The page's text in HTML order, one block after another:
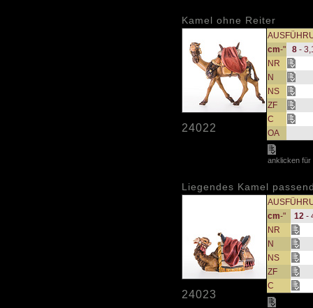
Kamel ohne Reiter
24022
cm-" 8 -
NR
N
NS
ZF
C
OA
anklicken für
Liegendes Kamel
24023
cm-" 12-
NR
N
NS
ZF
C